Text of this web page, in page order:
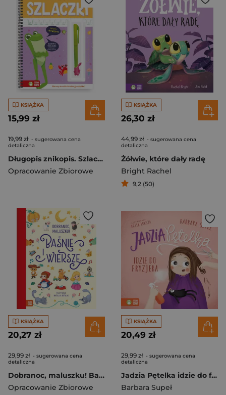
KSIĄŻKA
15,99 zł
19,99 zł - sugerowana cena
detaliczna
Długopis znikopis. Szlaczki
Opracowanie Zbiorowe
KSIĄŻKA
26,30 zł
44,99 zł - sugerowana cena
detaliczna
Żółwie, które dały radę
Bright Rachel
9,2 (50)
KSIĄŻKA
20,27 zł
29,99 zł - sugerowana cena
detaliczna
Dobranoc, maluszku! Baśnie i wiersze
Opracowanie Zbiorowe
KSIĄŻKA
20,49 zł
29,99 zł - sugerowana cena
detaliczna
Jadzia Pętelka idzie do fryzjera
Barbara Supeł